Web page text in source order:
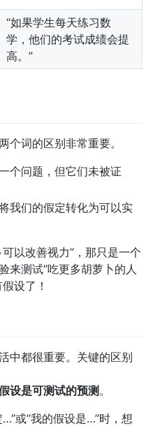
“如果学生每天练习数
学，他们的考试成绩会提
高。”
个词的区别非常重要。
个问题，但它们未被证
我们的假定转化为可以实
以改善视力”，那只是一个
来测试”吃更多胡萝卜的人
设了！
中都很重要。关键的区别
设是可测试的预测。
或”我的假设是…”时，想